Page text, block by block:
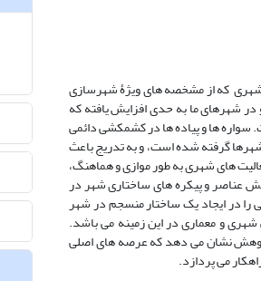
شهری که از مشخصه های ویژۀ شهرسازی
شهرهای ما به حدی افزایش یافته که
سواره ها و پیاده ها در کشمکشی دائمی
گرفته شده است، و به تدریج باعث
های شهری به طور موازی و هماهنگ،
عناصر و پیکره های ساختاری شهر در
را در ایجاد یک ساختار منسجم در شهر
و معماری در این زمینه می باشد.
پژوهش نشان می دهد که عرصه های اصلی
می پردازد.